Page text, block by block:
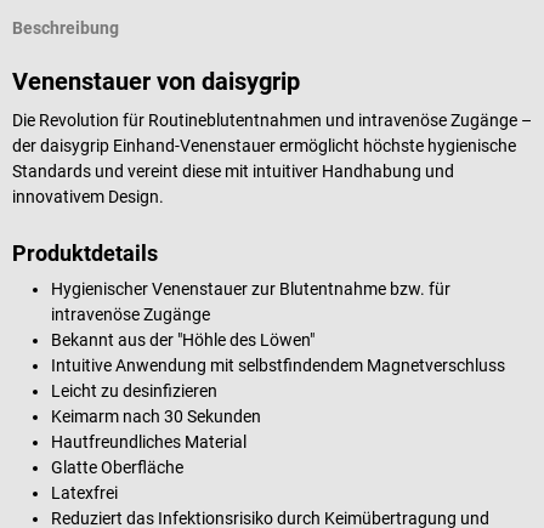
Beschreibung
Venenstauer von daisygrip
Die Revolution für Routineblutentnahmen und intravenöse Zugänge –
der daisygrip Einhand-Venenstauer ermöglicht höchste hygienische
Standards und vereint diese mit intuitiver Handhabung und
innovativem Design.
Produktdetails
Hygienischer Venenstauer zur Blutentnahme bzw. für
intravenöse Zugänge
Bekannt aus der "Höhle des Löwen"
Intuitive Anwendung mit selbstfindendem Magnetverschluss
Leicht zu desinfizieren
Keimarm nach 30 Sekunden
Hautfreundliches Material
Glatte Oberfläche
Latexfrei
Reduziert das Infektionsrisiko durch Keimübertragung und